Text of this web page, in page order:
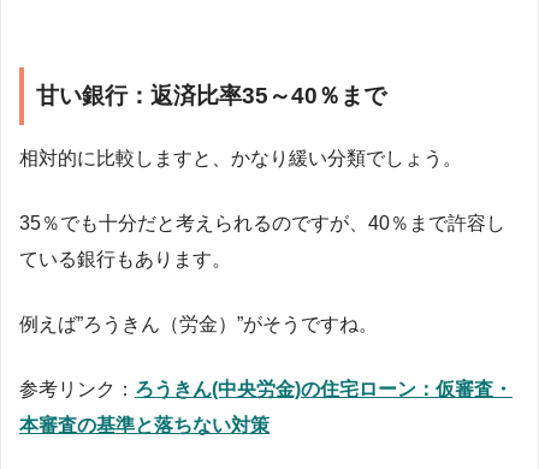
甘い銀行：返済比率35～40％まで
相対的に比較しますと、かなり緩い分類でしょう。
35％でも十分だと考えられるのですが、40％まで許容し
ている銀行もあります。
例えば”ろうきん（労金）”がそうですね。
参考リンク： ろうきん(中央労金)の住宅ローン：仮審査・
本審査の基準と落ちない対策